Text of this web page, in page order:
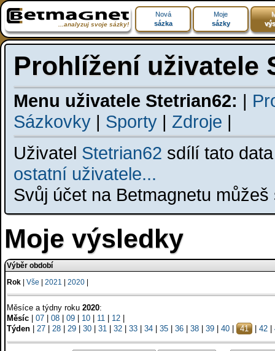
...analyzuj svoje sázky!
Nová
sázka
Moje
sázky
Prohlížení uživatele
Menu uživatele Stetrian62: |
Sázkovky | Sporty | Zdroje |
Uživatel Stetrian62 sdílí tato
ostatní uživatele...
Svůj účet na Betmagnetu
Moje výsledky
Výběr období
Rok
Vše 2021 2020
Měsíce a týdny roku 2020:
Měsíc
07 08 09 10 11 12
Týden
27 28 29 30 31 32 33 34 35 36 38 39 40 41 42